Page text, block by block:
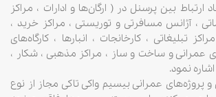
ارتباط بین پرسنل در ( ارگان‌ها و ادارات ، مراکز
، آژانس مسافرتی و توریستی ، مراکز خرید ،
تبلیغاتی ، کارخانجات ، انبارها ، کارگاه‌های
عمرانی و ساخت و ساز ، مراکز مذهبی ، شکار ،
نمود.
و پروژه‌های عمرانی بیسیم واکی تاکی مجاز از نوع